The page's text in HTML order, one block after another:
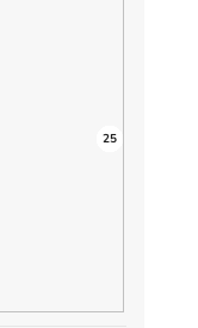
36
22
4
2
25